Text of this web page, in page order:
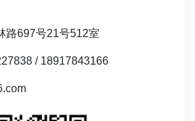
路697号21号512室
/ 18917843166